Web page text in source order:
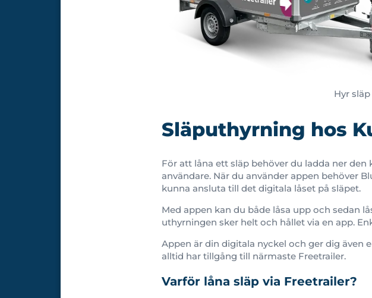
Hyr
Släputhyrning hos
För att låna ett släp behöver du ladda ner den
användare. När du använder appen behöver
kunna ansluta till det digitala låset på släpet.
Med appen kan du både låsa upp och sedan
uthyrningen sker helt och hållet via en app.
Appen är din digitala nyckel och ger dig även
alltid har tillgång till närmaste Freetrailer.
Varför låna släp via Freetrailer?